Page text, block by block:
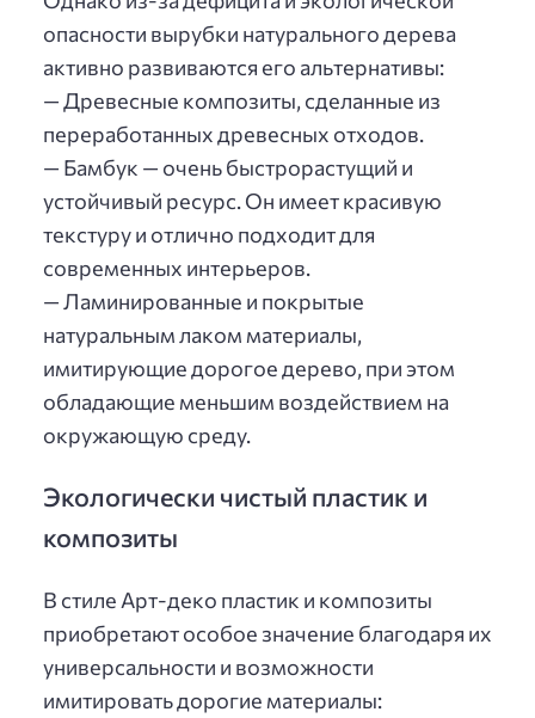
опасности вырубки натурального дерева
активно развиваются его альтернативы:
— Древесные композиты, сделанные из
переработанных древесных отходов.
— Бамбук — очень быстрорастущий и
устойчивый ресурс. Он имеет красивую
текстуру и отлично подходит для
современных интерьеров.
— Ламинированные и покрытые
натуральным лаком материалы,
имитирующие дорогое дерево, при этом
обладающие меньшим воздействием на
окружающую среду.
Экологически чистый пластик и
композиты
В стиле Арт-деко пластик и композиты
приобретают особое значение благодаря их
универсальности и возможности
имитировать дорогие материалы: